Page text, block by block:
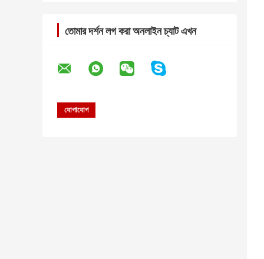
তোমার দর্শন লগ করা অনলাইন চ্যাট এখন